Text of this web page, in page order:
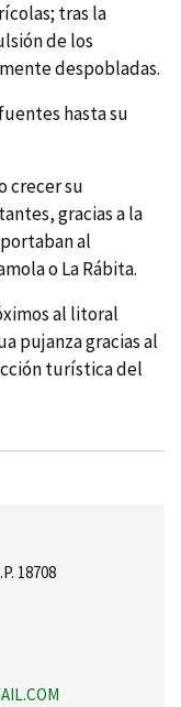
tras la
de los
despobladas.
hasta su
crecer su
gracias a la
al
o La Rábita.
al litoral
pujanza gracias al
turí­stica del
18708